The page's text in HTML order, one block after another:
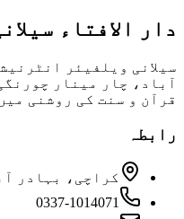
دار الافتاء
سیلانی ویلفیئر
آباد، چار مینار
قرآن و سنت کی روشنی
رابطہ
کراچی، بہادر
0337-1014071